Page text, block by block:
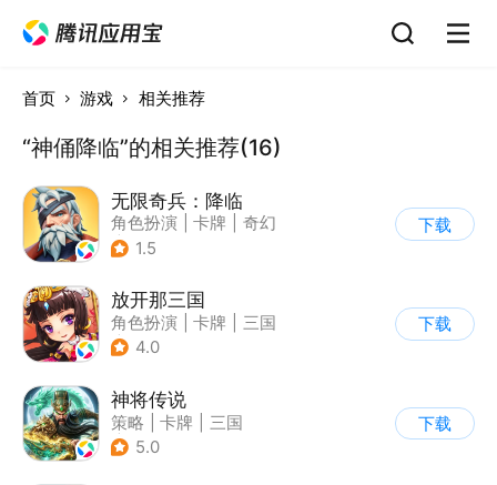
首页 游戏 相关推荐
“神俑降临”的相关推荐(16)
无限奇兵：降临
角色扮演 卡牌
奇幻
| 欧美风
1.5
下载
放开那三国
角色扮演 卡牌
三国
| Q版
4.0
下载
神将传说
策略 卡牌
三国
| 角色扮演
5.0
下载